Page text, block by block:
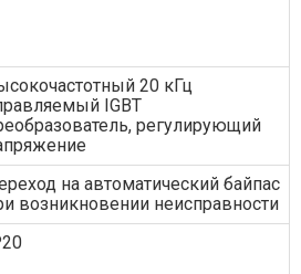
20 кГц
IGBT
регулирующий
на автоматический байпас
возникновении неисправности